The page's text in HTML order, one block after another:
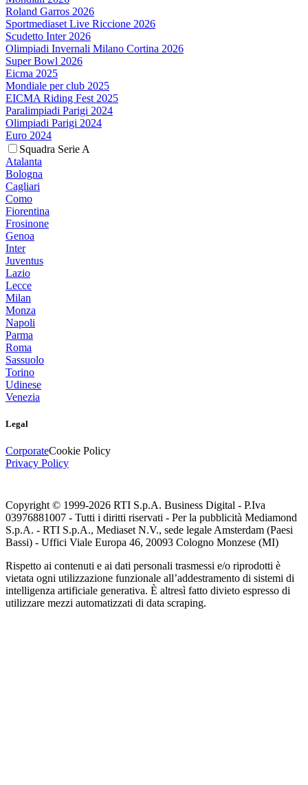
Roland Garros 2026
Sportmediaset Live Riccione 2026
Scudetto Inter 2026
Olimpiadi Invernali Milano Cortina 2026
Super Bowl 2026
Eicma 2025
Mondiale per club 2025
EICMA Riding Fest 2025
Paralimpiadi Parigi 2024
Olimpiadi Parigi 2024
Euro 2024
Squadra Serie A
Atalanta
Bologna
Cagliari
Como
Fiorentina
Frosinone
Genoa
Inter
Juventus
Lazio
Lecce
Milan
Monza
Napoli
Parma
Roma
Sassuolo
Torino
Udinese
Venezia
Legal
CorporateCookie Policy
Privacy Policy
Copyright © 1999-2026 RTI S.p.A. Business Digital - P.Iva
03976881007 - Tutti i diritti riservati - Per la pubblicità Mediamond
S.p.A. - RTI S.p.A., Mediaset N.V., sede legale Amsterdam (Paesi
Bassi) - Uffici Viale Europa 46, 20093 Cologno Monzese (MI)
Rispetto ai contenuti e ai dati personali trasmessi e/o riprodotti è
vietata ogni utilizzazione funzionale all’addestramento di sistemi di
intelligenza artificiale generativa. È altresì fatto divieto espresso di
utilizzare mezzi automatizzati di data scraping.